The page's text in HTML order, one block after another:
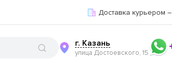
Доставка курьером
г. Казань
улица Достоевского, 15